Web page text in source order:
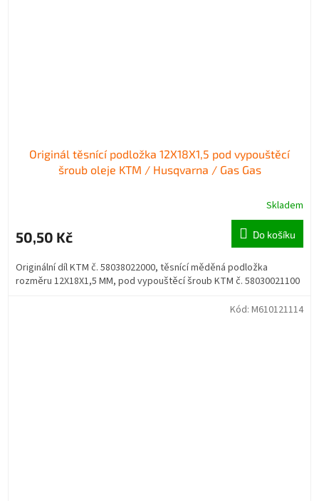
Originál těsnící podložka 12X18X1,5 pod vypouštěcí
šroub oleje KTM / Husqvarna / Gas Gas
Skladem
50,50 Kč Do košíku
Originální díl KTM č. 58038022000, těsnící měděná podložka
rozměru 12X18X1,5 MM, pod vypouštěcí šroub KTM č. 58030021100
Kód: M610121114